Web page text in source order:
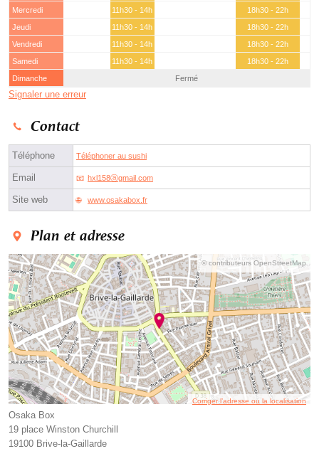
Mercredi
11h30 - 14h
18h30 - 22h
Jeudi
11h30 - 14h
18h30 - 22h
Vendredi
11h30 - 14h
18h30 - 22h
Samedi
11h30 - 14h
18h30 - 22h
Dimanche
Fermé
Signaler une erreur
Contact
Téléphone Téléphoner au sushi
Email hxl158ⓐgmail.com
Site web www.osakabox.fr
Plan et adresse
© contributeurs OpenStreetMap
Corriger l’adresse ou la localisation
Osaka Box
19 place Winston Churchill
19100 Brive-la-Gaillarde